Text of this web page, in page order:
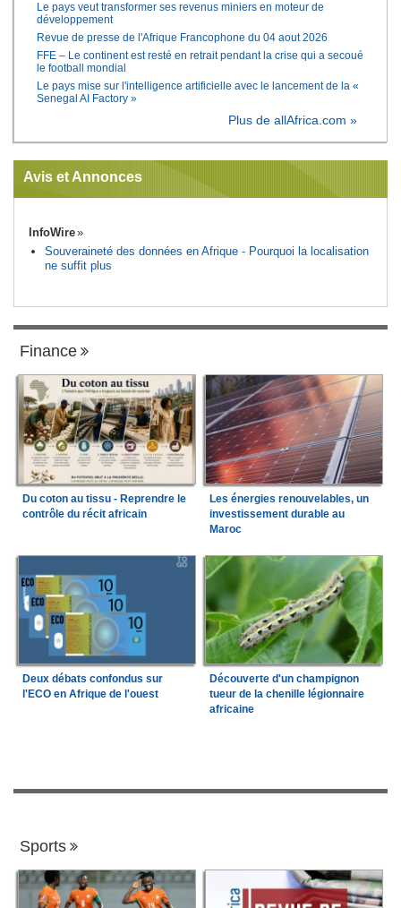
Le pays veut transformer ses revenus miniers en moteur de
développement
Revue de presse de l'Afrique Francophone du 04 aout 2026
FFE – Le continent est resté en retrait pendant la crise qui a secoué
le football mondial
Le pays mise sur l'intelligence artificielle avec le lancement de la «
Senegal AI Factory »
Plus de allAfrica.com »
Avis et Annonces
InfoWire
Souveraineté des données en Afrique - Pourquoi la localisation
ne suffit plus
Finance
Du coton au tissu - Reprendre le
contrôle du récit africain
Les énergies renouvelables, un
investissement durable au
Maroc
Deux débats confondus sur
l'ECO en Afrique de l'ouest
Découverte d'un champignon
tueur de la chenille légionnaire
africaine
Sports